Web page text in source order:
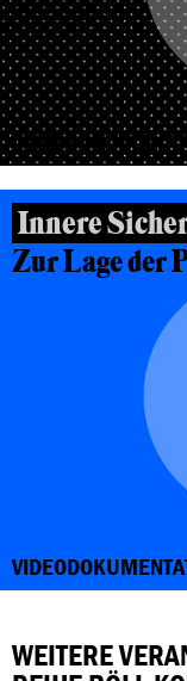
Innere
Zur Lage der
WEITERE